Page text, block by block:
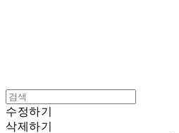
수정하기
삭제하기